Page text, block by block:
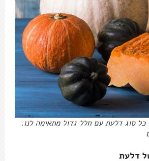
כל סוג דלעת עם חלל גדול מתאימה לנו.
דלעת